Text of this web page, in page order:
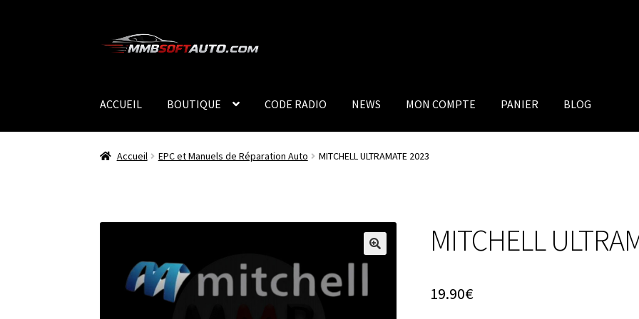
Aller
Aller
ACCUEIL BOUTIQUE CODE RADIO NEWS MON COMPTE PANIER BLOG
Accueil EPC et Manuels de Réparation Auto MITCHELL ULTRAMATE 2023
MITCHELL
19.90€